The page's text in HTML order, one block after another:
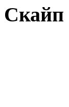
Скайп